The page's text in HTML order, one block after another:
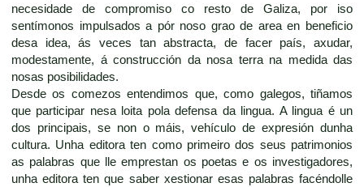
necesidade de compromiso co resto de Galiza, por iso
sentímonos impulsados a pór noso grao de area en beneficio
desa idea, ás veces tan abstracta, de facer país, axudar,
modestamente, á construcción da nosa terra na medida das
nosas posibilidades.
Desde os comezos entendimos que, como galegos, tiñamos
que participar nesa loita pola defensa da lingua. A lingua é un
dos principais, se non o máis, vehículo de expresión dunha
cultura. Unha editora ten como primeiro dos seus patrimonios
as palabras que lle emprestan os poetas e os investigadores,
unha editora ten que saber xestionar esas palabras facéndolle